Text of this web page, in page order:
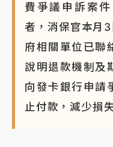
費爭議申訴案
者，消保官本月
府相關單位已聯
說明退款機制及
向發卡銀行申請
止付款，減少損失